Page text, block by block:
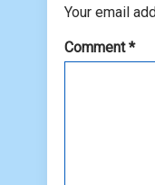
Your email
Comment*